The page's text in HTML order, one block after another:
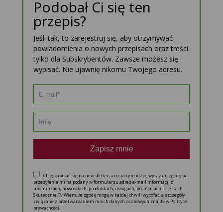
Podobał Ci się ten
przepis?
Jeśli tak, to zarejestruj się, aby otrzymywać
powiadomienia o nowych przepisach oraz treści
tylko dla Subskrybentów. Zawsze możesz się
wypisać. Nie ujawnię nikomu Twojego adresu.
Zapisz mnie
Chcę zapisać się na newsletter, a co za tym idzie, wyrażam zgodę na
przesyłanie mi na podany w formularzu adres e-mail informacji o
upominkach, nowościach, produktach, usługach, promocjach i ofertach
Skutecznie.Tv Wiem, że zgodę mogę w każdej chwili wycofać, a szczegóły
związane z przetwarzaniem moich danych osobowych znajdę w Polityce
prywatności.